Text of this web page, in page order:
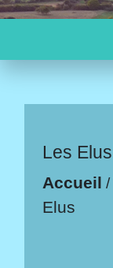
Les Elus
Accueil /
Elus